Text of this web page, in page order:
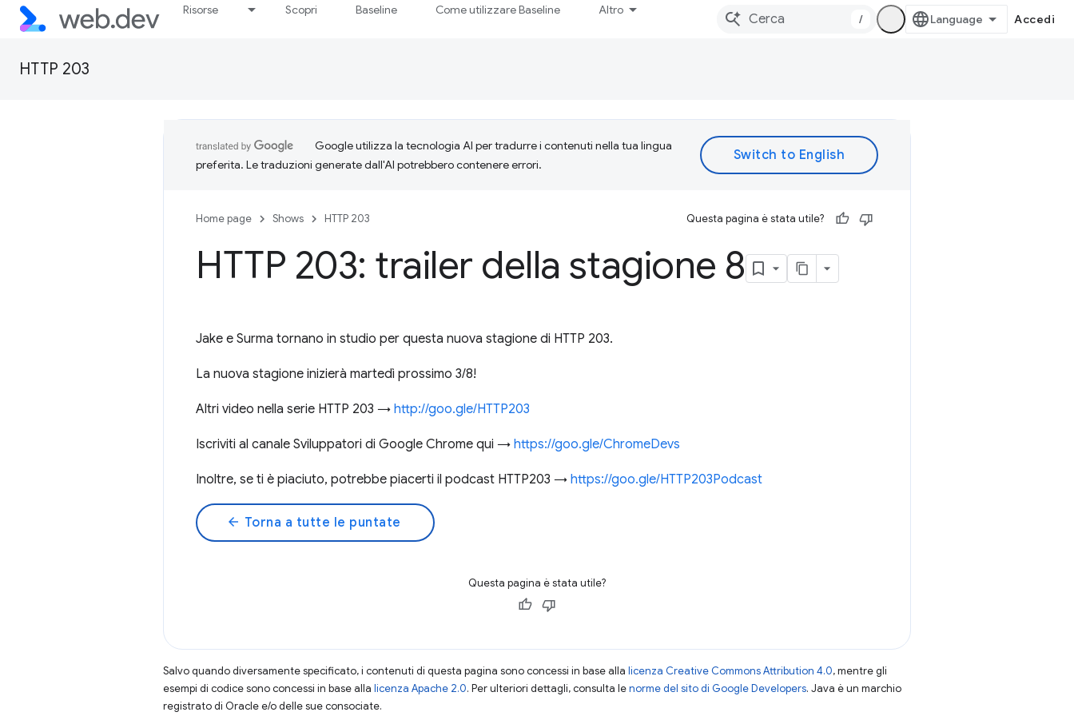
Risorse Scopri Baseline Come utilizzare Baseline Altro
/ Accedi
HTTP 203
Google utilizza la tecnologia AI per tradurre i contenuti nella tua lingua
preferita. Le traduzioni generate dall'AI potrebbero contenere errori.
Home page Shows HTTP 203 Questa pagina è stata utile?
HTTP 203: trailer della stagione 8
Jake e Surma tornano in studio per questa nuova stagione di HTTP 203.
La nuova stagione inizierà martedì prossimo 3/8!
Altri video nella serie HTTP 203 → http://goo.gle/HTTP203
Iscriviti al canale Sviluppatori di Google Chrome qui → https://goo.gle/ChromeDevs
Inoltre, se ti è piaciuto, potrebbe piacerti il podcast HTTP203 → https://goo.gle/HTTP203Podcast
arrow_back Torna a tutte le puntate
Questa pagina è stata utile?
Salvo quando diversamente specificato, i contenuti di questa pagina sono concessi in base alla licenza Creative Commons Attribution 4.0, mentre gli
esempi di codice sono concessi in base alla licenza Apache 2.0. Per ulteriori dettagli, consulta lenorme del sito di Google Developers. Java è un marchio
registrato di Oracle e/o delle sue consociate.